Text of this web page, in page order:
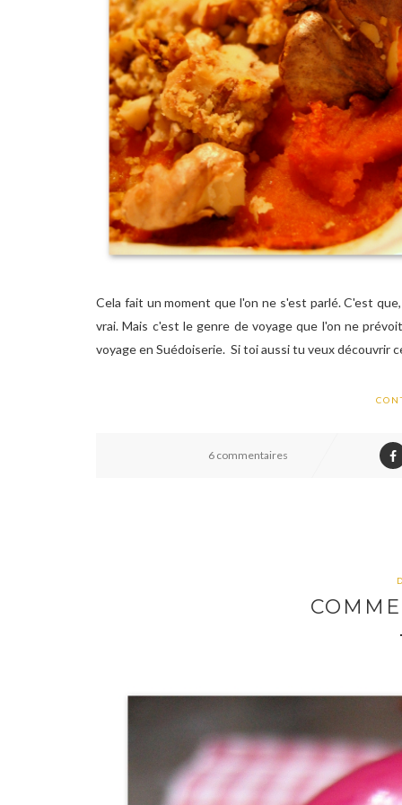
Cela fait un moment que l'on ne s'est parlé. C'est
vrai. Mais c'est le genre de voyage que l'on ne
voyage en Suédoiserie. Si toi aussi tu veux découvrir
6 commentaires